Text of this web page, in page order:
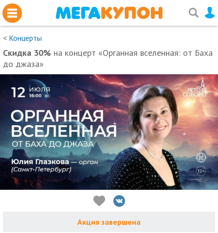
< Концерты
Скидка 30% на концерт «Органная вселенная: от Баха
до джаза»
Акция завершена